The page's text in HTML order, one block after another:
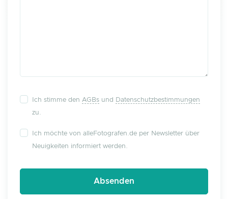
Ich stimme den AGBs und
Datenschutzbestimmungen
zu.
Ich möchte von alleFotografen.de per Newsletter über
Neuigkeiten informiert werden.